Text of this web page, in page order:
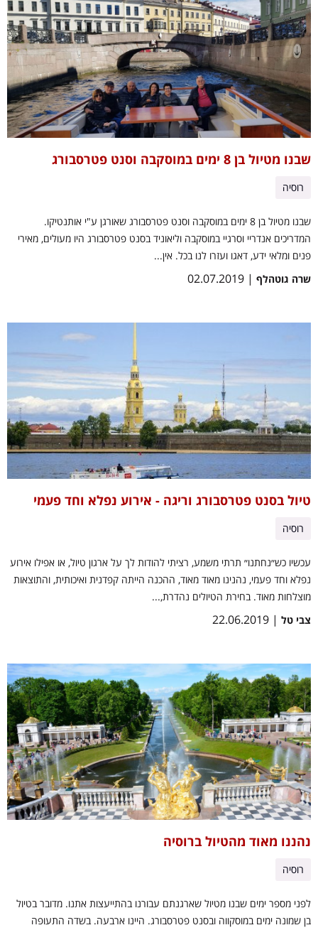
שבנו מטיול בן 8 ימים במוסקבה וסנט פטרסבורג
רוסיה
שבנו מטיול בן 8 ימים במוסקבה וסנט פטרסבורג שאורגן ע"י אותנטיקו.
המדריכים אנדריי וסרגיי במוסקבה וליאוניד בסנט פטרסבורג היו מעולים, מאירי
פנים ומלאי ידע, דאגו ועזרו לנו בכל. אין...
שרה גוטהלף | 02.07.2019
טיול בסנט פטרסבורג וריגה - אירוע נפלא וחד פעמי
רוסיה
עכשיו כש״נחתנו״ תרתי משמע, רציתי להודות לך על ארגון טיול, או אפילו אירוע
נפלא וחד פעמי, נהנינו מאוד מאוד, ההכנה הייתה קפדנית ואיכותית, והתוצאות
מוצלחות מאוד. בחירת הטיולים נהדרת,...
צבי טל | 22.06.2019
נהננו מאוד מהטיול ברוסיה
רוסיה
לפני מספר ימים שבנו מטיול שארגנתם עבורנו בהתייעצות אתנו. מדובר בטיול
בן שמונה ימים במוסקווה ובסנט פטרסבורג. היינו ארבעה. בשדה התעופה